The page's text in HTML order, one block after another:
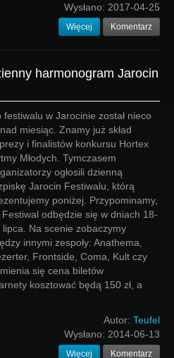
Wysłano: 2017-04-25
Więcej Komentarz
harmonogram Jarocin
festiwalu w Jarocinie został nieco
miesiąc. Znamy już skład
i finalistów konkursu Hortex
Młodych. Tymczasem
ogłosili dzienną
Jarocin Festiwalu, którą
poniżej. Przypominamy,
Festiwal odbędzie się w dniach 18-
lipca. Na scenie zobaczymy
innymi zespoły: Anathema,
Frontside, Coma, Kult czy
się cena biletów
kosztować będą 150 zł, a
Autor: Teufel
Wysłano: 2014-06-13
Więcej Komentarz